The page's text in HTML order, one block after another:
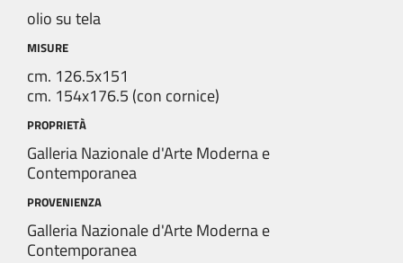
olio su tela
MISURE
cm. 126.5x151
cm. 154x176.5 (con cornice)
PROPRIETÀ
Galleria Nazionale d'Arte Moderna e
Contemporanea
PROVENIENZA
Galleria Nazionale d'Arte Moderna e
Contemporanea